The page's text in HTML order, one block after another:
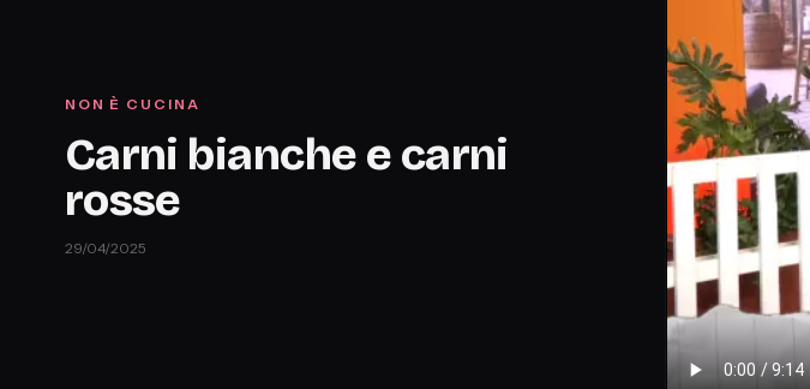
NON È CUCINA
Carni bianche e carni
rosse
29/04/2025